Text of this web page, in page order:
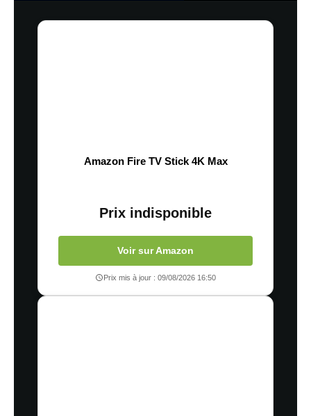
Amazon Fire TV Stick 4K Max
Prix indisponible
Voir sur Amazon
Prix mis à jour : 09/08/2026 16:50